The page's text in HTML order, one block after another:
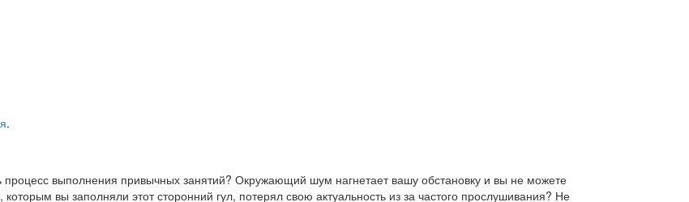
.
процесс выполнения привычных занятий? Окружающий шум нагнетает вашу обстановку и вы не можете
вы заполняли этот сторонний гул, потерял свою актуальность из за частого прослушивания? Не